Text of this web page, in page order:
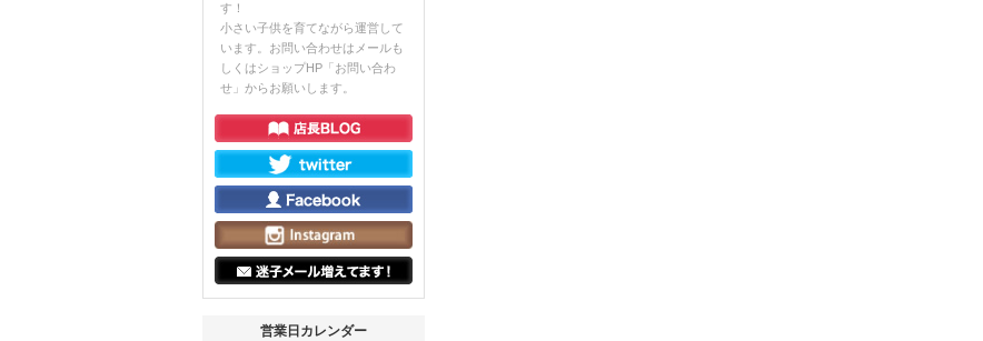
す！
小さい子供を育てながら運営して
います。お問い合わせはメールも
しくはショップHP「お問い合わ
せ」からお願いします。
営業日カレンダー